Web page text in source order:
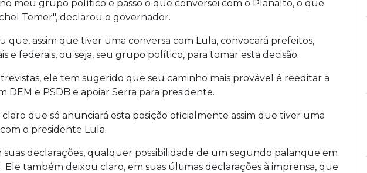
meu grupo político e passo o que conversei com o Planalto, o que
Temer", declarou o governador.
que, assim que tiver uma conversa com Lula, convocará prefeitos,
e federais, ou seja, seu grupo político, para tomar esta decisão.
ele tem sugerido que seu caminho mais provável é reeditar a
DEM e PSDB e apoiar Serra para presidente.
claro que só anunciará esta posição oficialmente assim que tiver uma
o presidente Lula.
suas declarações, qualquer possibilidade de um segundo palanque em
Ele também deixou claro, em suas últimas declarações à imprensa, que